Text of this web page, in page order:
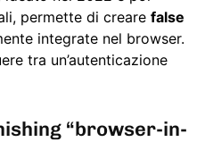
permette di creare false
integrate nel browser.
tra un’autenticazione
“browser-in-